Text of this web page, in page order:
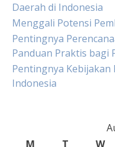
Daerah di Indonesia
Menggali Potensi
Pentingnya
Panduan Praktis bagi
Pentingnya Kebijakan
Indonesia
M
T W